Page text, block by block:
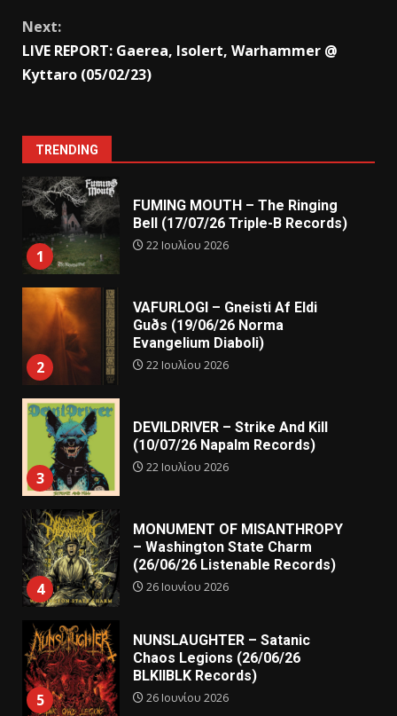
Next:
LIVE REPORT: Gaerea, Isolert, Warhammer @
Kyttaro (05/02/23)
TRENDING
1
FUMING MOUTH – The Ringing
Bell (17/07/26 Triple-B Records)
22 Ιουλίου 2026
2
VAFURLOGI – Gneisti Af Eldi
Guðs (19/06/26 Norma
Evangelium Diaboli)
22 Ιουλίου 2026
3
DEVILDRIVER – Strike And Kill
(10/07/26 Napalm Records)
22 Ιουλίου 2026
4
MONUMENT OF MISANTHROPY
– Washington State Charm
(26/06/26 Listenable Records)
26 Ιουνίου 2026
5
NUNSLAUGHTER – Satanic
Chaos Legions (26/06/26
BLKIIBLK Records)
26 Ιουνίου 2026